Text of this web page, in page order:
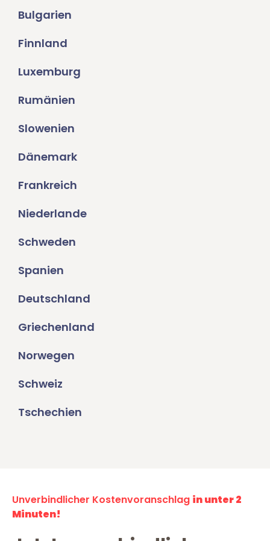
Bulgarien
Finnland
Luxemburg
Rumänien
Slowenien
Dänemark
Frankreich
Niederlande
Schweden
Spanien
Deutschland
Griechenland
Norwegen
Schweiz
Tschechien
Unverbindlicher Kostenvoranschlag in unter 2
Minuten!